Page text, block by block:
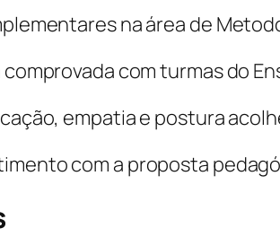
na área de
com turmas do
empatia e postura
com a proposta